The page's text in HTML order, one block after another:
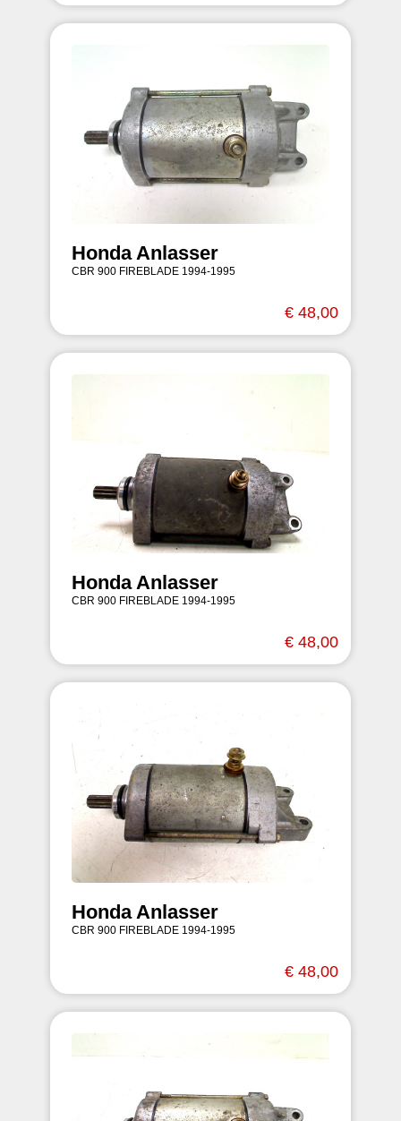
Honda Anlasser
CBR 900 FIREBLADE 1994-1995
€ 48,00
Honda Anlasser
CBR 900 FIREBLADE 1994-1995
€ 48,00
Honda Anlasser
CBR 900 FIREBLADE 1994-1995
€ 48,00